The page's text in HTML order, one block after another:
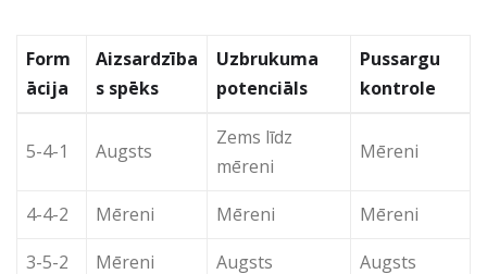
Form
ācija
Aizsardzība
s spēks
Uzbrukuma
potenciāls
Pussargu
kontrole
5-4-1 Augsts
Zems līdz
mēreni
Mēreni
4-4-2 Mēreni Mēreni
Mēreni
3-5-2
Mēreni Augsts Augsts